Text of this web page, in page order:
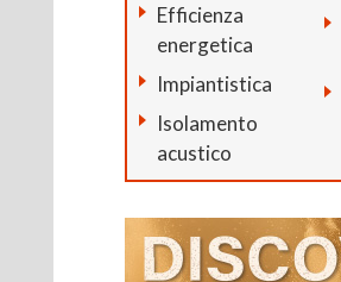
Efficienza
energetica
Impiantistica
Isolamento
acustico